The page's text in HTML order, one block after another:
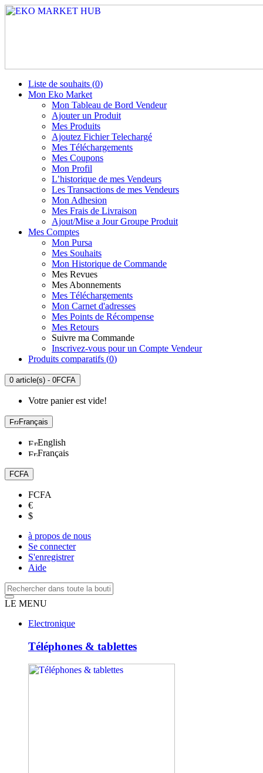
Liste de souhaits (0)
Mon Eko Market
Mon Tableau de Bord Vendeur
Ajouter un Produit
Mes Produits
Ajoutez Fichier Telechargé
Mes Téléchargements
Mes Coupons
Mon Profil
L’historique de mes Vendeurs
Les Transactions de mes Vendeurs
Mon Adhesion
Mes Frais de Livraison
Ajout/Mise a Jour Groupe Produit
Mes Comptes
Mon Pursa
Mes Souhaits
Mon Historique de Commande
Mes Revues
Mes Abonnements
Mes Téléchargements
Mon Carnet d'adresses
Mes Points de Récompense
Mes Retours
Suivre ma Commande
Inscrivez-vous pour un Compte Vendeur
Produits comparatifs (0)
0 article(s) - 0FCFA
Votre panier est vide!
Français
English
Français
FCFA
FCFA
€
$
à propos de nous
Se connecter
S'enregistrer
Aide
LE MENU
Electronique
Téléphones & tablettes